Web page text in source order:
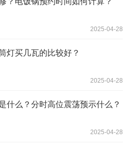
2025-04-28
灯买几瓦的比较好？
2025-04-28
什么？分时高位震荡预示什么？
2025-04-28